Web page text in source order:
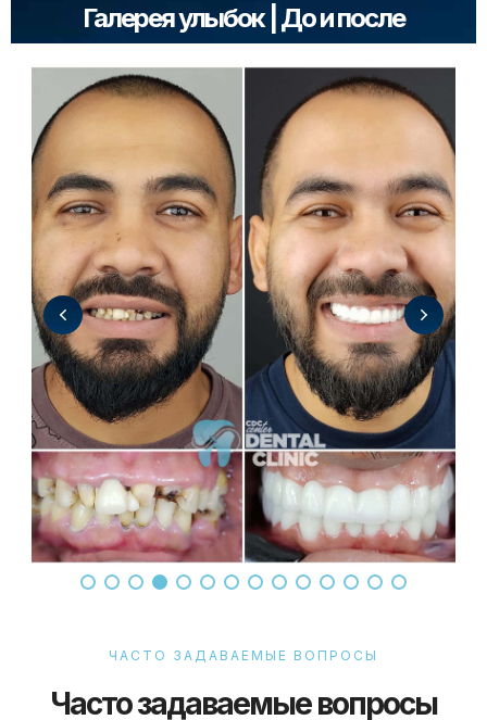
Галерея улыбок | До и после
ЧАСТО ЗАДАВАЕМЫЕ ВОПРОСЫ
Часто задаваемые вопросы